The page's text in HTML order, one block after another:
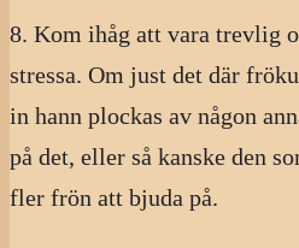
8. Kom ihåg att vara trevlig
stressa. Om just det där
in hann plockas av någon
på det, eller så kanske den
fler frön att bjuda på.